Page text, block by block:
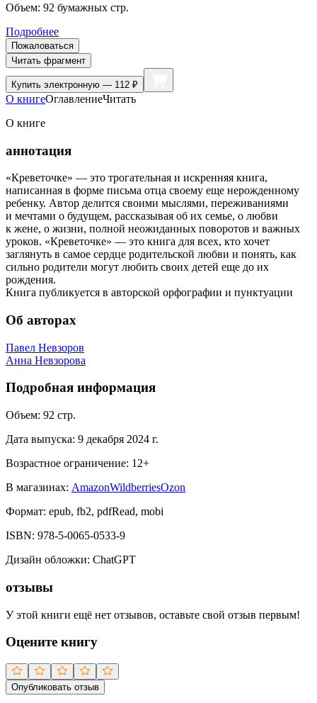
Объем: 92 бумажных стр.
Подробнее
Пожаловаться
Читать фрагмент
Купить электронную — 112 ₽
О книгеОглавлениеЧитать
О книге
аннотация
«Креветочке» — это трогательная и искренняя книга,
написанная в форме письма отца своему еще нерожденному
ребенку. Автор делится своими мыслями, переживаниями
и мечтами о будущем, рассказывая об их семье, о любви
к жене, о жизни, полной неожиданных поворотов и важных
уроков. «Креветочке» — это книга для всех, кто хочет
заглянуть в самое сердце родительской любви и понять, как
сильно родители могут любить своих детей еще до их
рождения.
Книга публикуется в авторской орфографии и пунктуации
Об авторах
Павел Невзоров
Анна Невзорова
Подробная информация
Объем: 92 стр.
Дата выпуска: 9 декабря 2024 г.
Возрастное ограничение: 12+
В магазинах: AmazonWildberriesOzon
Формат: epub, fb2, pdfRead, mobi
ISBN: 978-5-0065-0533-9
Дизайн обложки: ChatGPT
отзывы
У этой книги ещё нет отзывов, оставьте свой отзыв первым!
Оцените книгу
Опубликовать отзыв